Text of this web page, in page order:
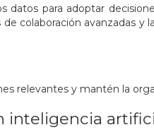
para adoptar
colaboración avanzadas
relevantes y mantén la
inteligencia